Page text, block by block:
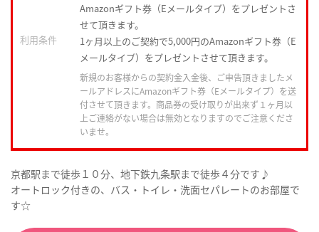
Amazonギフト券（Eメールタイプ）をプレゼントさ
せて頂きます。
利用条件
1ヶ月以上のご契約で5,000円のAmazonギフト券（E
メールタイプ）をプレゼントさせて頂きます。
新規のお客様からの契約金入金後、ご申告頂きましたメ
ールアドレスにAmazonギフト券（Eメールタイプ）を送
付させて頂きます。商品券の受け取りが出来ず１ヶ月以
上ご連絡がない場合は無効となりますのでご注意くださ
いませ。
京都駅まで徒歩１０分、地下鉄九条駅まで徒歩４分です♪
オートロック付きの、バス・トイレ・洗面セパレートのお部屋で
す☆